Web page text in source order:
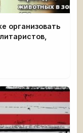
организовать